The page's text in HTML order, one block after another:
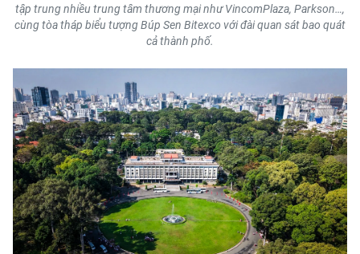
tập trung nhiều trung tâm thương mại như VincomPlaza, Parkson…,
cùng tòa tháp biểu tượng Búp Sen Bitexco với đài quan sát bao quát
cả thành phố.